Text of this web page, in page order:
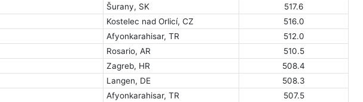
Šurany, SK
517.6
Kostelec nad Orlicí, CZ
516.0
Afyonkarahisar, TR
512.0
Rosario, AR
510.5
Zagreb, HR
508.4
Langen, DE
508.3
Afyonkarahisar, TR
507.5